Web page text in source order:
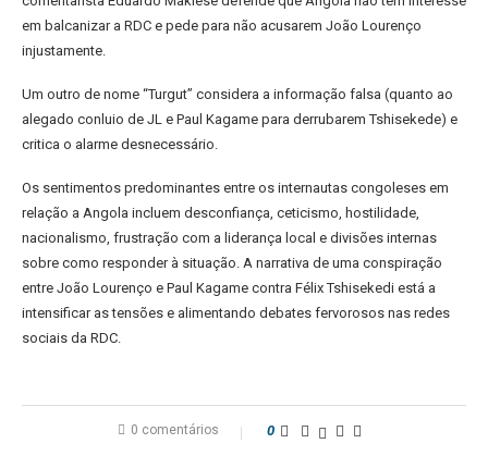
em balcanizar a RDC e pede para não acusarem João Lourenço
injustamente.
Um outro de nome “Turgut” considera a informação falsa (quanto ao
alegado conluio de JL e Paul Kagame para derrubarem Tshisekede) e
critica o alarme desnecessário.
Os sentimentos predominantes entre os internautas congoleses em
relação a Angola incluem desconfiança, ceticismo, hostilidade,
nacionalismo, frustração com a liderança local e divisões internas
sobre como responder à situação. A narrativa de uma conspiração
entre João Lourenço e Paul Kagame contra Félix Tshisekedi está a
intensificar as tensões e alimentando debates fervorosos nas redes
sociais da RDC.
0 comentários 0